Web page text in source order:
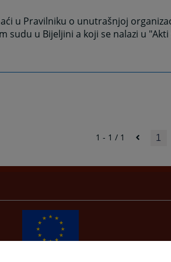
u Pravilniku o unutrašnjoj
sudu u Bijeljini a koji se nalazi u
1 - 1 / 1 1